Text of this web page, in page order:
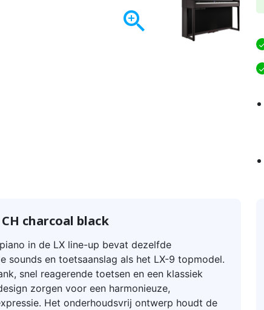

charcoal black
in de LX line-up bevat dezelfde
sounds en toetsaanslag als het LX-9 topmodel.
snel reagerende toetsen en een klassiek
zorgen voor een harmonieuze,
Het onderhoudsvrij ontwerp houdt de